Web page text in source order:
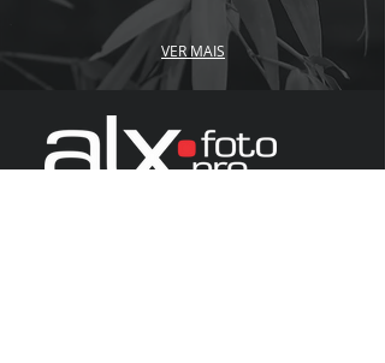
VER MAIS